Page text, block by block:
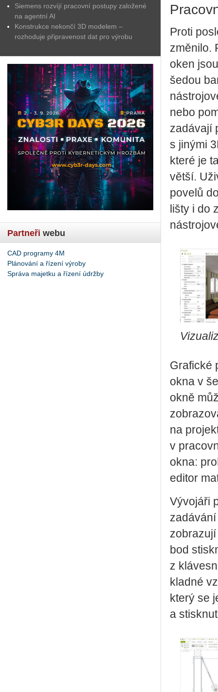
Siemens rozvíjí pracovní postupy založené
na agentní AI
Konstrukce nekončí 3D modelem –
rozhoduje připravenost dat pro výrobu
Partneři webu
CAD programy 4M
Plánování a řízení výroby
Správa majetku a řízení údržby
Proti
změnilo.
oken
šedou
nebo
zadávají
s jinými
které je
větší.
povelů
lišty i do
Grafické
okna v
okně
na
v
okna:
editor
Vývojáři
bod
z
kladné
který se
a